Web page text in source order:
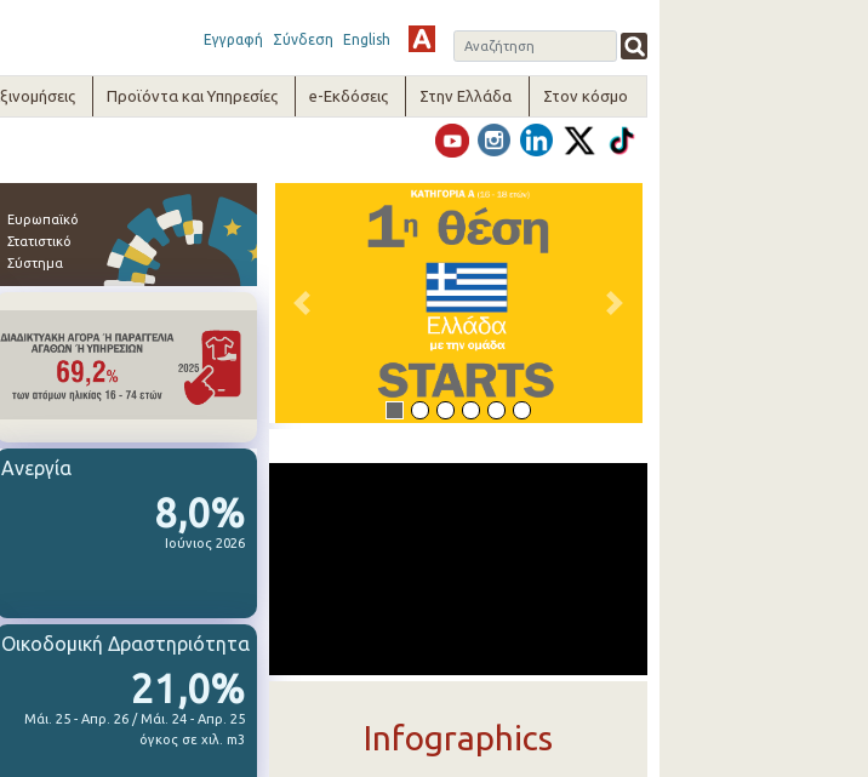
Εγγραφή Σύνδεση English
Προϊόντα και Υπηρεσίες e-Εκδόσεις Στην Ελλάδα Στον κόσμο
Ευρωπαϊκό
Στατιστικό
Σύστημα
8,0%
Ιούνιος 2026
Ανεργία
21,0%
Μάι. 25 - Απρ. 26 / Μάι. 24 - Απρ. 25
όγκος σε χιλ. m3
Οικοδομική Δραστηριότητα
Previous Next
Infographics